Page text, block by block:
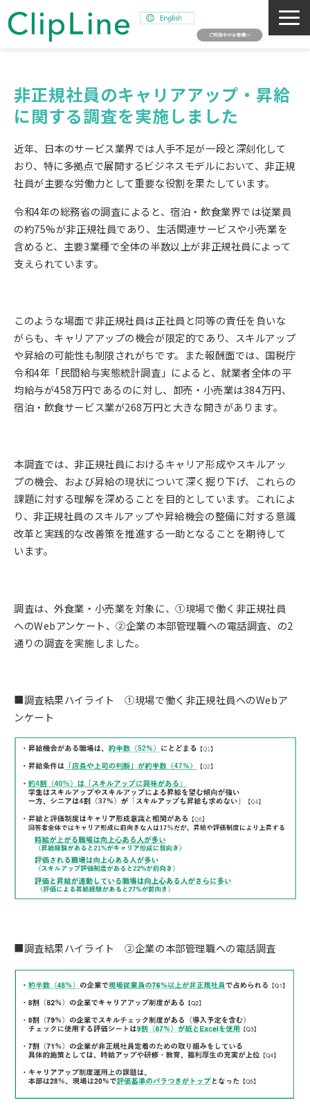
事業紹介
ミッション
サステナビリティ
採用情報
SNAPSHOT
非正規社員のキャリアアップ・昇給
に関する調査を実施しました
近年、日本のサービス業界では人手不足が一段と深刻化して
おり、特に多拠点で展開するビジネスモデルにおいて、非正規
社員が主要な労働力として重要な役割を果たしています。
令和4年の総務省の調査によると、宿泊・飲食業界では従業員
の約75%が非正規社員であり、生活関連サービスや小売業を
含めると、主要3業種で全体の半数以上が非正規社員によって
支えられています。
このような場面で非正規社員は正社員と同等の責任を負いな
がらも、キャリアアップの機会が限定的であり、スキルアップ
や昇給の可能性も制限されがちです。また報酬面では、国税庁
令和4年「民間給与実態統計調査」によると、就業者全体の平
均給与が458万円であるのに対し、卸売・小売業は384万円、
宿泊・飲食サービス業が268万円と大きな開きがあります。
本調査では、非正規社員におけるキャリア形成やスキルアッ
プの機会、および昇給の現状について深く掘り下げ、これらの
課題に対する理解を深めることを目的としています。これによ
り、非正規社員のスキルアップや昇給機会の整備に対する意識
改革と実践的な改善策を推進する一助となることを期待して
います。
調査は、外食業・小売業を対象に、①現場で働く非正規社員
へのWebアンケート、②企業の本部管理職への電話調査、の2
通りの調査を実施しました。
■調査結果ハイライト ①現場で働く非正規社員へのWebア
ンケート
■調査結果ハイライト ②企業の本部管理職への電話調査